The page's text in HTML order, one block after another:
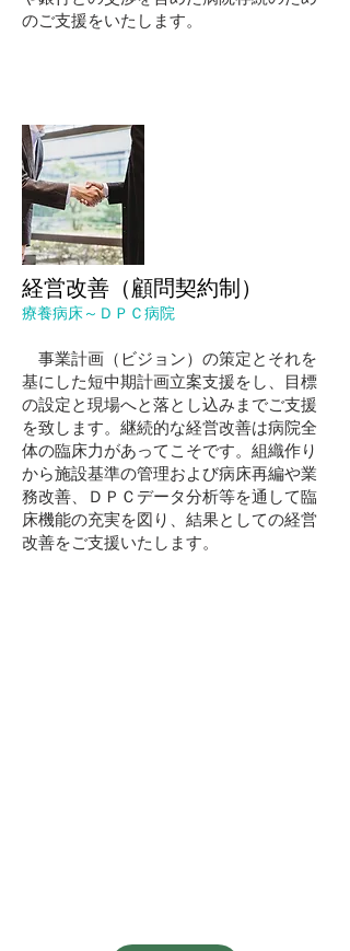
のご支援をいたします。
​経営改善（顧問契約制）
療養病床～ＤＰＣ病院
事業計画（ビジョン）の策定とそれを
基にした短中期計画立案支援をし、目標
の設定と現場へと落とし込みまでご支援
を致します。継続的な経営改善は病院全
体の臨床力があってこそです。組織作り
から施設基準の管理および病床再編や業
務改善、ＤＰＣデータ分析等を通して臨
床機能の充実を図り、結果としての経営
改善をご支援いたします。